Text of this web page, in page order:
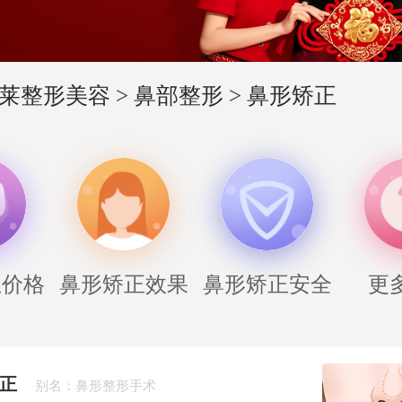
整形美容 >鼻部整形 >鼻形矫正
格 鼻形矫正效果 鼻形矫正安全 更
别名：鼻形整形手术